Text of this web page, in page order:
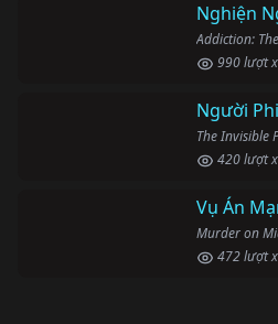
Addiction:
990 lượt
Người
The Invisible
420 lượt
Murder on
472 lượt